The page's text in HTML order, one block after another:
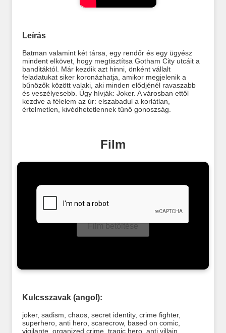
Leírás
Batman valamint két társa, egy rendőr és egy ügyész
mindent elkövet, hogy megtisztítsa Gotham City utcáit a
banditáktól. Már kezdik azt hinni, önként vállalt
feladatukat siker koronázhatja, amikor megjelenik a
bűnözők között valaki, aki minden elődjénél ravaszabb
és veszélyesebb. Úgy hívják: Joker. A városban ettől
kezdve a félelem az úr: elszabadul a korlátlan,
értelmetlen, kivédhetetlennek tűnő gonoszság.
Film
Film betöltése
Kulcsszavak (angol):
joker, sadism chaos, secret identity, crime fighter,
superhero, anti hero, scarecrow, based on comic,
vigilante, organized crime, tragic hero, anti villain